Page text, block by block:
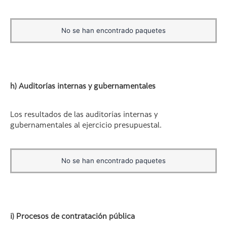
No se han encontrado paquetes
h) Auditorías internas y gubernamentales
Los resultados de las auditorías internas y
gubernamentales al ejercicio presupuestal.
No se han encontrado paquetes
i) Procesos de contratación pública